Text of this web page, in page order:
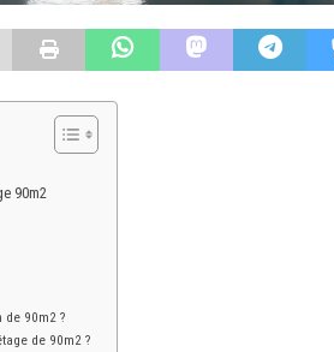
90m2
90m2 ?
de 90m2 ?